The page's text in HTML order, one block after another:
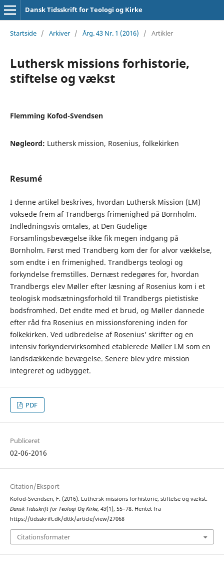
Dansk Tidsskrift for Teologi og Kirke
Startside / Arkiver / Årg. 43 Nr. 1 (2016) / Artikler
Luthersk missions forhistorie,
stiftelse og vækst
Flemming Kofod-Svendsen
Nøgleord: Luthersk mission, Rosenius, folkekirken
Resumé
I denne artikel beskrives, hvordan Luthersk Mission (LM)
voksede frem af Trandbergs frimenighed på Bornholm.
Indledningsvis omtales, at Den Gudelige
Forsamlingsbevægelse ikke fik megen indgang på
Bornholm. Først med Trandberg kom der for alvor vækkelse,
som endte i en frimenighed. Trandbergs teologi og
forkyndelse fremstilles. Dernæst redegøres for, hvordan
Trandbergs elev Møller efter læsning af Rosenius kom i et
teologisk modsætningsforhold til Trandbergs pietistiske
bodsfromhed. Det endte med et brud, og Møller dannede
efter råd fra Rosenius en missionsforening inden for
folkekirken. Ved udbredelse af Rosenius’ skrifter og en
intensiv forkyndervirksomhed etablerede Møller LM som en
landsdækkende bevægelse. Senere blev ydre mission
integreret og udbygget.
PDF
Publiceret
02-06-2016
Citation/Eksport
Kofod-Svendsen, F. (2016). Luthersk missions forhistorie, stiftelse og vækst.
Dansk Tidsskrift for Teologi Og Kirke, 43(1), 55–78. Hentet fra
https://tidsskrift.dk/dttk/article/view/27068
Citationsformater